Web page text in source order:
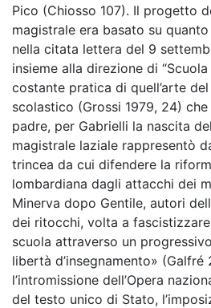
Pico (Chiosso 107). Il progetto
magistrale era basato su
nella citata lettera del 9
insieme alla direzione di “Scuola
costante pratica di quell’arte
scolastico (Grossi 1979, 24)
padre, per Gabrielli la nascita
magistrale laziale rappresentò
trincea da cui difendere la
lombardiana dagli attacchi dei
Minerva dopo Gentile, autori
dei ritocchi, volta a
scuola attraverso un
libertà d’insegnamento» (Galfré
l’intromissione dell’Opera
del testo unico di Stato,